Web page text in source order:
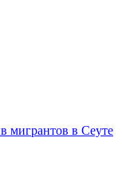
мигрантов в Сеуте